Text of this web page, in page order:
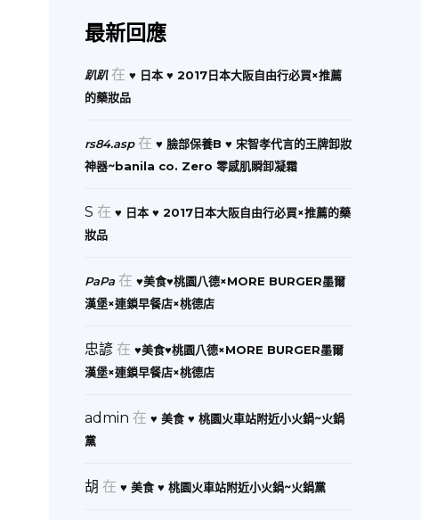
最新回應
趴趴在♥ 日本 ♥ 2017日本大阪自由行必買×推薦
的藥妝品
rs84.asp在♥ 臉部保養B ♥ 宋智孝代言的王牌卸妝
神器~banila co. Zero 零感肌瞬卸凝霜
S 在♥ 日本 ♥ 2017日本大阪自由行必買×推薦的藥
妝品
PaPa 在♥美食♥桃園八德×MORE BURGER墨爾
漢堡×連鎖早餐店×桃德店
忠諺 在♥美食♥桃園八德×MORE BURGER墨爾
漢堡×連鎖早餐店×桃德店
admin 在♥ 美食 ♥ 桃園火車站附近小火鍋~火鍋
黨
胡 在♥ 美食 ♥ 桃園火車站附近小火鍋~火鍋黨